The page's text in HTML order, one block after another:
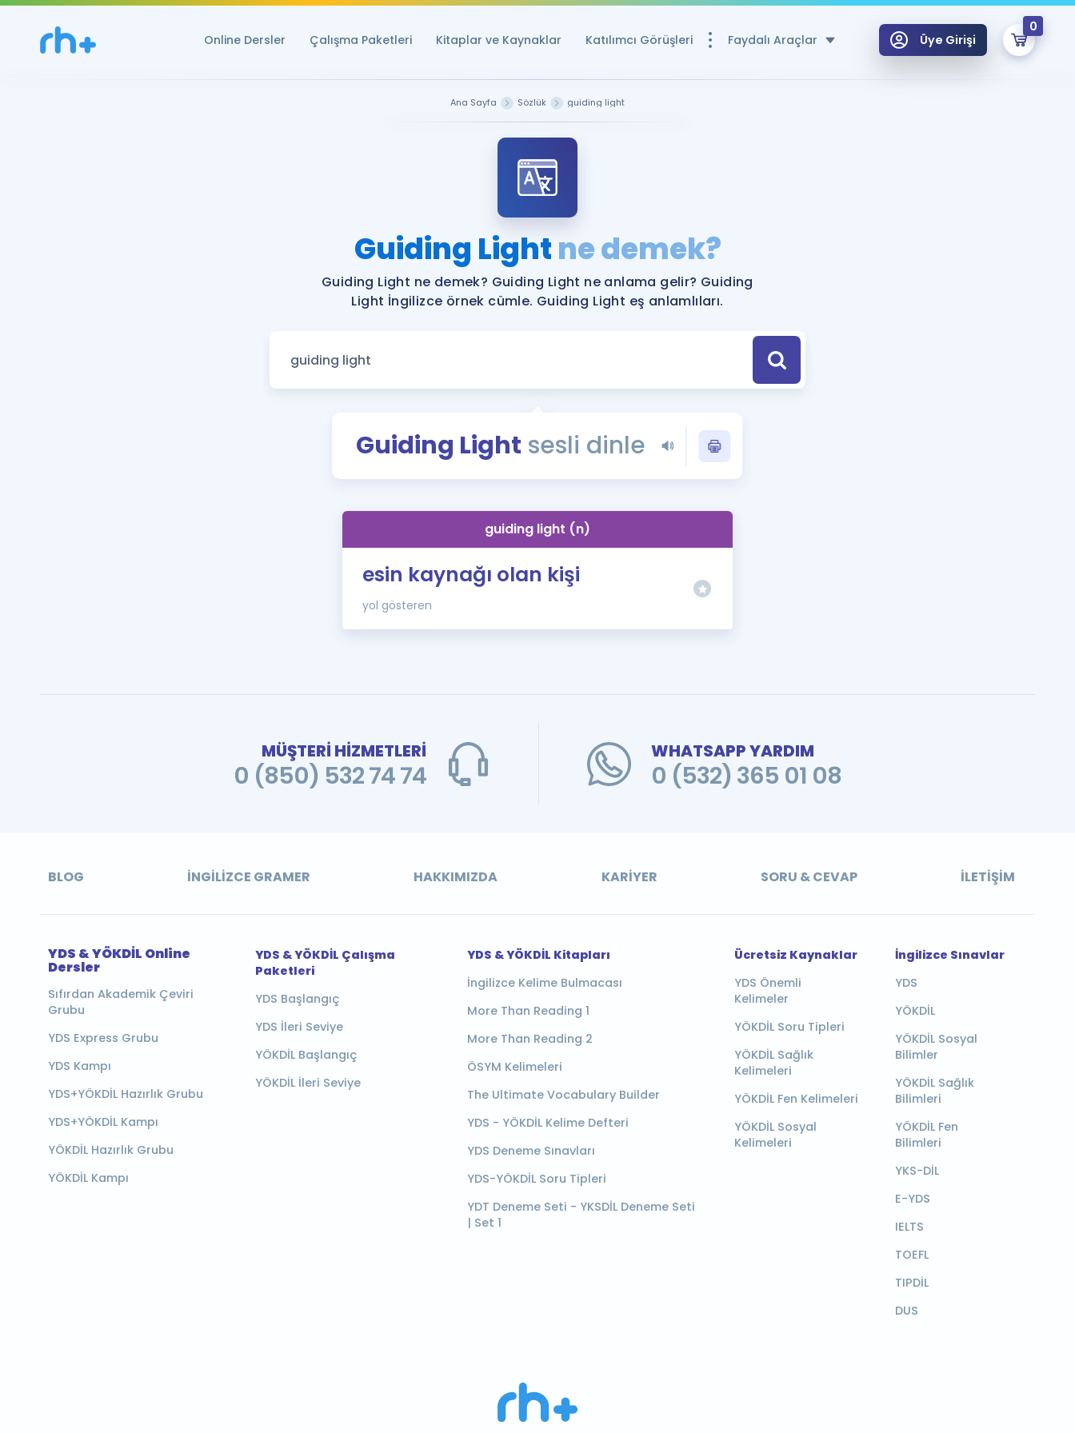
Online Dersler Çalışma Paketleri Kitaplar ve Kaynaklar Katılımcı Görüşleri Faydalı Araçlar
Ücretsiz Kaynaklar
YDS ve YÖKDİL Puan Hesaplama Aracı
YDS ve YÖKDİL'e Hazırlananlar için Öneriler
Tüm ÖSYM Sınavları Tek Takvimde
Blog
YDS - YÖKDİL Tüm Sınavlarla İlgili Haberler
İngilizce Gramer
Üye Girişi
0
Remzi Hoca ile seni sınava hazırlayacak onlarca eğitim seni bekliyor!
Ana Sayfa Sözlük guiding light
Guiding Lightne demek?
Guiding Light ne demek? Guiding Light ne anlama gelir? Guiding
Light İngilizce örnek cümle. Guiding Light eş anlamlıları.
Guiding Light sesli dinle
guiding light (n)
esin kaynağı olan kişi
yol gösteren
MÜŞTERİ HİZMETLERİ
0 (850) 532 74 74
WHATSAPP YARDIM
0 (532) 365 01 08
BLOG İNGILIZCE GRAMER HAKKIMIZDA KARIYER SORU & CEVAP İLETIŞIM
YDS & YÖKDİL Online
Dersler
Sıfırdan Akademik Çeviri
Grubu
YDS Express Grubu
YDS Kampı
YDS+YÖKDİL Hazırlık Grubu
YDS+YÖKDİL Kampı
YÖKDİL Hazırlık Grubu
YÖKDİL Kampı
YDS & YÖKDİL Çalışma
Paketleri
YDS Başlangıç
YDS İleri Seviye
YÖKDİL Başlangıç
YÖKDİL İleri Seviye
YDS & YÖKDİL Kitapları
İngilizce Kelime Bulmacası
More Than Reading 1
More Than Reading 2
ÖSYM Kelimeleri
The Ultimate Vocabulary Builder
YDS - YÖKDİL Kelime Defteri
YDS Deneme Sınavları
YDS-YÖKDİL Soru Tipleri
YDT Deneme Seti - YKSDİL Deneme Seti
| Set 1
Ücretsiz Kaynaklar
YDS Önemli
Kelimeler
YÖKDİL Soru Tipleri
YÖKDİL Sağlık
Kelimeleri
YÖKDİL Fen Kelimeleri
YÖKDİL Sosyal
Kelimeleri
İngilizce Sınavlar
YDS
YÖKDİL
YÖKDİL Sosyal
Bilimler
YÖKDİL Sağlık
Bilimleri
YÖKDİL Fen
Bilimleri
YKS-DİL
E-YDS
IELTS
TOEFL
TIPDİL
DUS